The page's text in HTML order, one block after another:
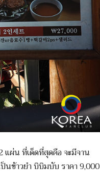
แผ่น ที่เด็ดที่สุดคือ จะมีจาน
นข้าวยำ บิบิมบับ ราคา 9,000